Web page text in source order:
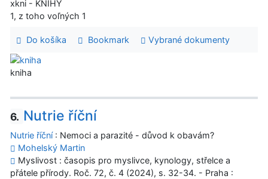
xkni - KNIHY
1, z toho voľných 1
Do košíka Bookmark Vybrané dokumenty
kniha
6. Nutrie říční
Nutrie říční: Nemoci a parazité - důvod k obavám?
Mohelský Martin
Myslivost : časopis pro myslivce, kynology, střelce a
přátele přírody. Roč. 72, č. 4 (2024), s. 32-34. - Praha :